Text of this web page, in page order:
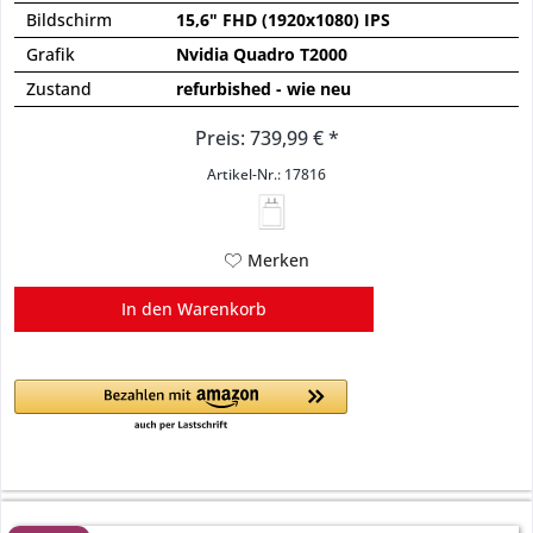
Bildschirm
15,6" FHD (1920x1080) IPS
Grafik
Nvidia Quadro T2000
Zustand
refurbished - wie neu
Preis: 739,99 € *
Artikel-Nr.: 17816
Merken
In den Warenkorb